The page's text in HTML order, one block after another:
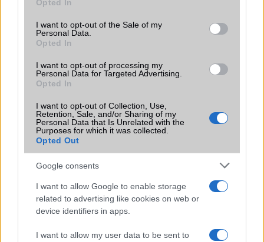
use your data for below specified purposes in below Google
consent section.
Opted In
I want to opt-out of the Sale of my
Personal Data.
Opted In
I want to opt-out of processing my
Personal Data for Targeted Advertising.
Opted In
I want to opt-out of Collection, Use,
Retention, Sale, and/or Sharing of my
Personal Data that Is Unrelated with the
Purposes for which it was collected.
Opted Out
Google consents
I want to allow Google to enable storage
related to advertising like cookies on web or
device identifiers in apps.
I want to allow my user data to be sent to
A nagy kijelző-összecsapás
Android 4.3 és 4.4 a Sony mobilokra
Garanciában cserélik a törött Sony kijelzőket
További hírek
Számos népszerű Samsung Galaxy készülék kimarad a One
UI 9 frissítésből – itt a lista az érintett modellekről
iPhone 18 bemutató dátum - ekkor rántja le a leplet az
Apple az új csúcsmobilokról